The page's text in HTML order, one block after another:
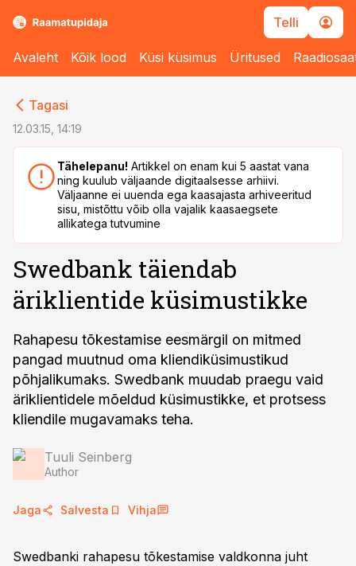
Telli
Avaleht Kõik lood Küsi küsimus Üritused
Tagasi
12.03.15, 14:19
Tähelepanu! Artikkel on enam kui 5 aastat vana
ning kuulub väljaande digitaalsesse arhiivi.
Väljaanne ei uuenda ega kaasajasta arhiveeritud
sisu, mistõttu võib olla vajalik kaasaegsete
allikatega tutvumine
Swedbank täiendab
äriklientide küsimustikke
Rahapesu tõkestamise eesmärgil on mitmed
pangad muutnud oma kliendiküsimustikud
põhjalikumaks. Swedbank muudab praegu vaid
äriklientidele mõeldud küsimustikke, et protsess
kliendile mugavamaks teha.
Tuuli Seinberg
Author
Jaga Salvesta Vihja
Swedbanki rahapesu tõkestamise valdkonna juht